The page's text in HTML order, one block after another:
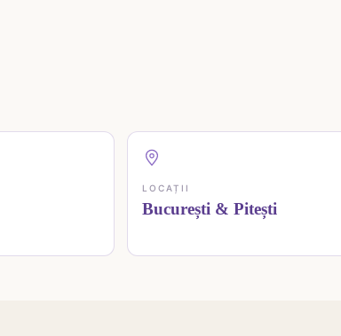
LOCAȚII
București & Pitești